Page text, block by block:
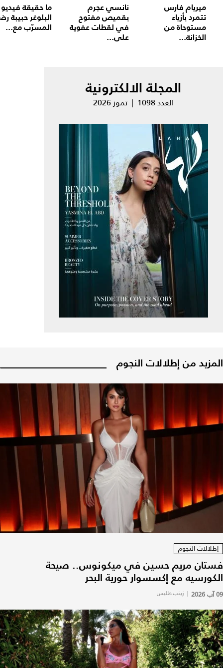
ميريام فارس
تتمرد بأزياء
مستوحاة من
الخزانة...
نانسي عجرم
بقميص مفتوح
في لقطات عفوية
على...
ما حقيقة فيديو
البلوغر حبيبة
المسرّب مع...
المجلة الالكترونية
العدد 1098 | تموز 2026
المزيد من إطلالات النجوم
إطلالات النجوم
فستان مريم حسين في ميكونوس.. صيحة
الكورسيه مع إكسسوار حورية البحر
09 آب 2026 | زينب طليس